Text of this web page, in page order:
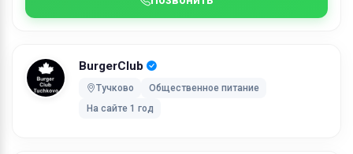
BurgerClub
Тучково
Общественное питание
На сайте 1 год